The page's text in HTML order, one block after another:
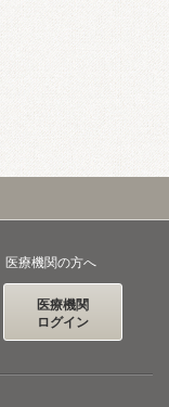
医療機関の方へ
医療機関
ログイン